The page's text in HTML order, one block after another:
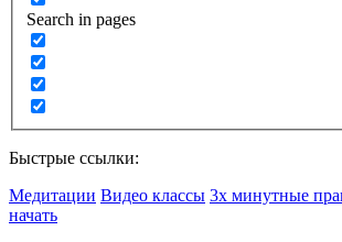
Search in pages
Быстрые ссылки:
Медитации Видео классы 3х минутные
начать